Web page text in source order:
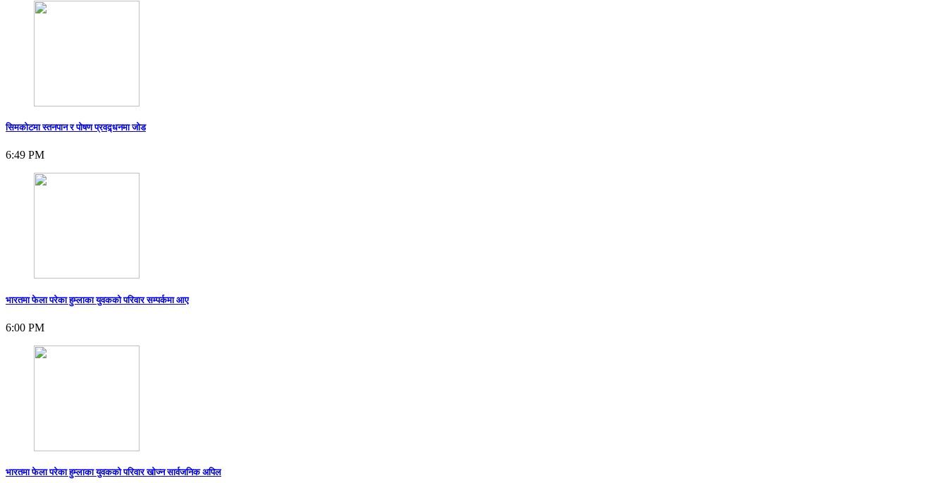
सिमकोटमा स्तनपान र पोषण प्रवद्र्धनमा जोड
6:49 PM
भारतमा फेला परेका हुम्लाका युवकको परिवार सम्पर्कमा आए
6:00 PM
भारतमा फेला परेका हुम्लाका युवकको परिवार खोज्न सार्वजनिक अपिल